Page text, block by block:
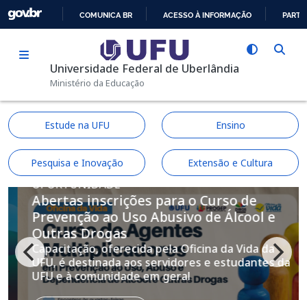
Pular para o conteúdo principal
PARA
O
COMUNICA BR ACESSO À INFORMAÇÃO
Universidade Federal de Uberlândia
Ministério da Educação
Estude na UFU Ensino
Pesquisa e Inovação Extensão e Cultura
OPORTUNIDADE
Abertas inscrições para o Curso de
Prevenção ao Uso Abusivo de Álcool e
Outras Drogas
Capacitação, oferecida pela Oficina da Vida da
UFU, é destinada aos servidores e estudantes da
UFU e à comunidade em geral